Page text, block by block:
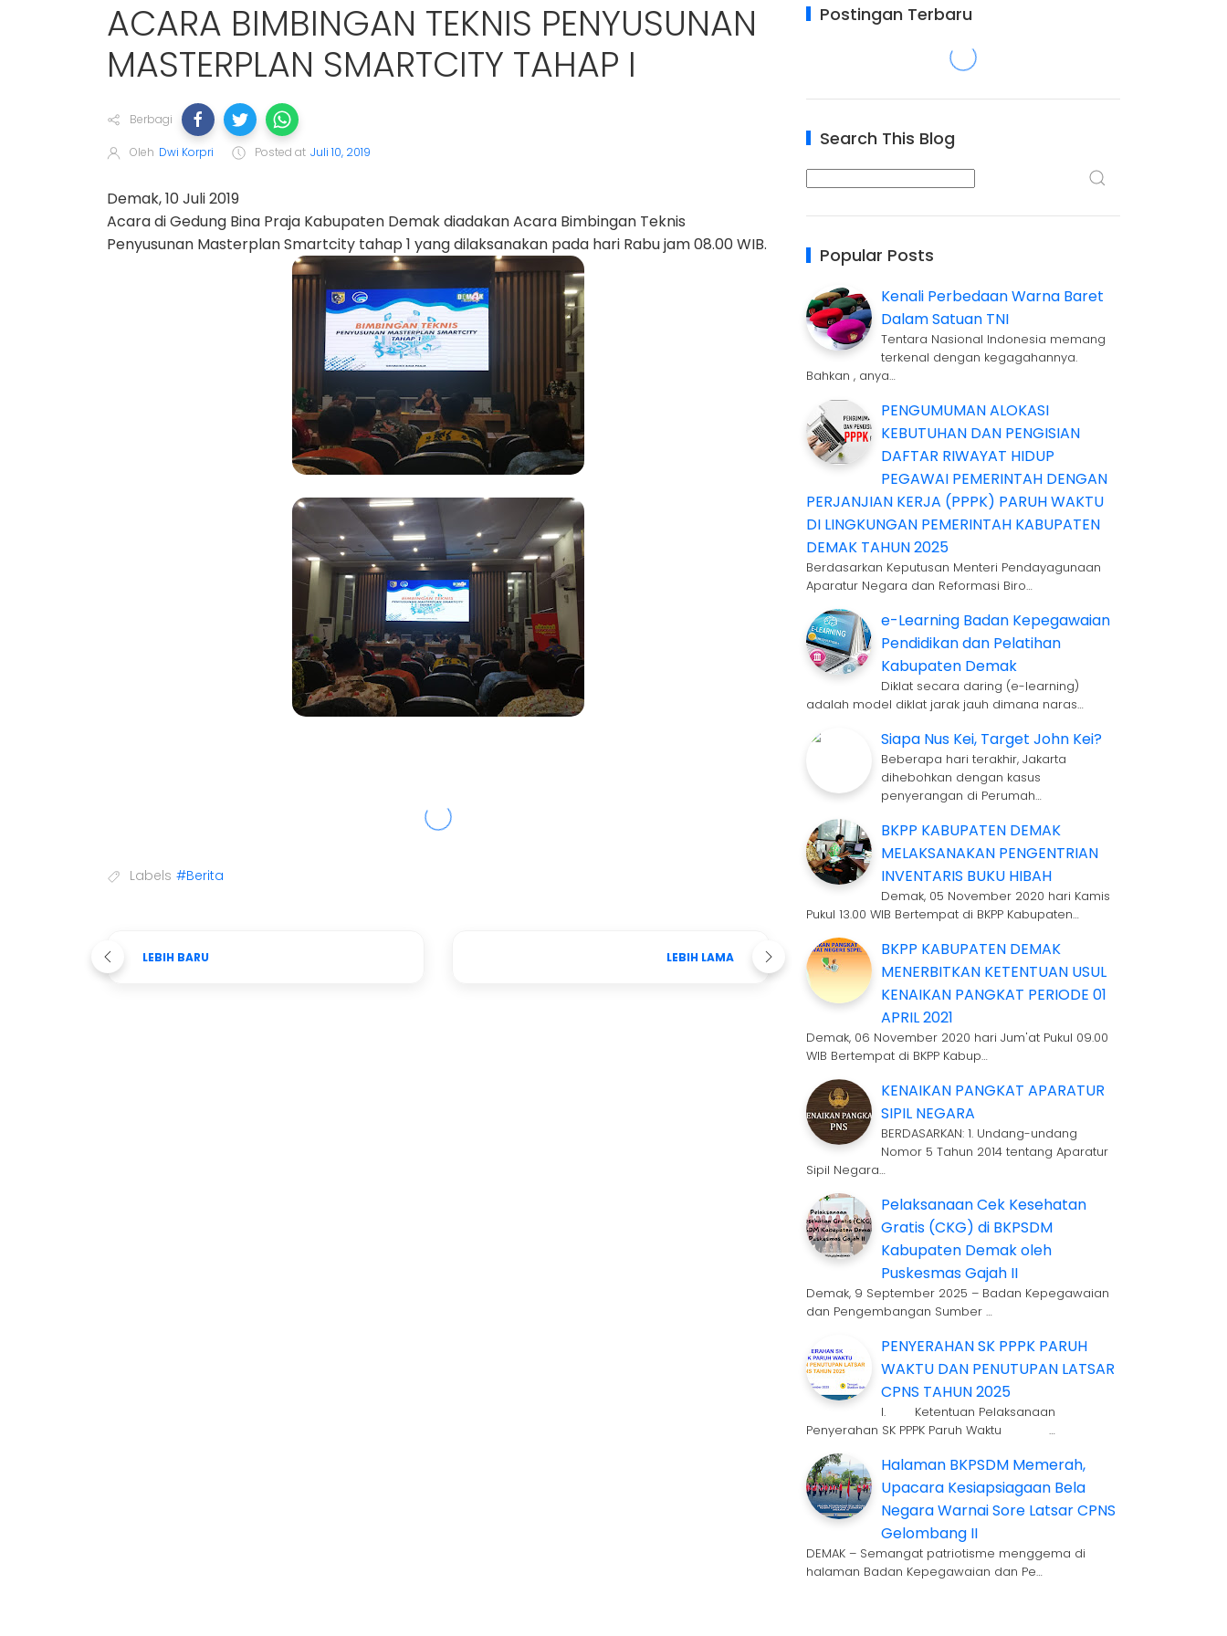
ACARA BIMBINGAN TEKNIS PENYUSUNAN
MASTERPLAN SMARTCITY TAHAP I
Berbagi
Oleh Dwi Korpri Posted at Juli 10, 2019
Demak, 10 Juli 2019
Acara di Gedung Bina Praja Kabupaten Demak diadakan Acara Bimbingan Teknis
Penyusunan Masterplan Smartcity tahap 1 yang dilaksanakan pada hari Rabu jam 08.00 WIB.
Labels #Berita
LEBIH BARU LEBIH LAMA
Postingan Terbaru
Search This Blog
Popular Posts
Kenali Perbedaan Warna Baret
Dalam Satuan TNI
Tentara Nasional Indonesia memang
terkenal dengan kegagahannya.
Bahkan , anya…
PENGUMUMAN ALOKASI
KEBUTUHAN DAN PENGISIAN
DAFTAR RIWAYAT HIDUP
PEGAWAI PEMERINTAH DENGAN
PERJANJIAN KERJA (PPPK) PARUH WAKTU
DI LINGKUNGAN PEMERINTAH KABUPATEN
DEMAK TAHUN 2025
Berdasarkan Keputusan Menteri Pendayagunaan
Aparatur Negara dan Reformasi Biro…
e-Learning Badan Kepegawaian
Pendidikan dan Pelatihan
Kabupaten Demak
Diklat secara daring (e-learning)
adalah model diklat jarak jauh dimana naras…
Siapa Nus Kei, Target John Kei?
Beberapa hari terakhir, Jakarta
dihebohkan dengan kasus
penyerangan di Perumah…
BKPP KABUPATEN DEMAK
MELAKSANAKAN PENGENTRIAN
INVENTARIS BUKU HIBAH
Demak, 05 November 2020 hari Kamis
Pukul 13.00 WIB Bertempat di BKPP Kabupaten…
BKPP KABUPATEN DEMAK
MENERBITKAN KETENTUAN USUL
KENAIKAN PANGKAT PERIODE 01
APRIL 2021
Demak, 06 November 2020 hari Jum'at Pukul 09.00
WIB Bertempat di BKPP Kabup…
KENAIKAN PANGKAT APARATUR
SIPIL NEGARA
BERDASARKAN: 1. Undang-undang
Nomor 5 Tahun 2014 tentang Aparatur
Sipil Negara…
Pelaksanaan Cek Kesehatan
Gratis (CKG) di BKPSDM
Kabupaten Demak oleh
Puskesmas Gajah II
Demak, 9 September 2025 – Badan Kepegawaian
dan Pengembangan Sumber …
PENYERAHAN SK PPPK PARUH
WAKTU DAN PENUTUPAN LATSAR
CPNS TAHUN 2025
I. Ketentuan Pelaksanaan
Penyerahan SK PPPK Paruh Waktu …
Halaman BKPSDM Memerah,
Upacara Kesiapsiagaan Bela
Negara Warnai Sore Latsar CPNS
Gelombang II
DEMAK – Semangat patriotisme menggema di
halaman Badan Kepegawaian dan Pe…